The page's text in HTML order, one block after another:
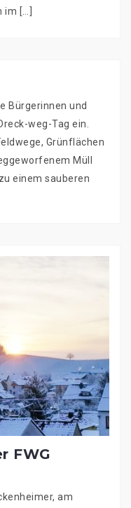
im […]
Bürgerinnen und
weg-Tag ein.
Grünflächen
Müll
einem sauberen
FWG
am